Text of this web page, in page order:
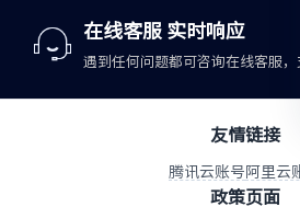
在线客服 实时响应
遇到任何问题都可咨询在线客服，
友情链接
腾讯云账号 阿里云
政策页面